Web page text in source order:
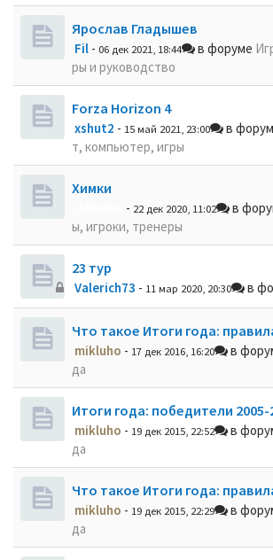
Ярослав Гладышев
Fil - 06 дек 2021, 18:44 в форуме
ры и руководство
Forza Horizon 4
xshut2 - 15 май 2021, 23:00 в
т, компьютер, игры
Химки
- 22 дек 2020, 11:02 в
ы, игроки, тренеры
23 тур
Valerich73 - 11 мар 2020, 20:30 в
Что такое Итоги года:
mikluho - 17 дек 2016, 16:20 в
да
Итоги года: победители 2005-
mikluho - 19 дек 2015, 22:52 в
да
Что такое Итоги года:
mikluho - 19 дек 2015, 22:29 в
да